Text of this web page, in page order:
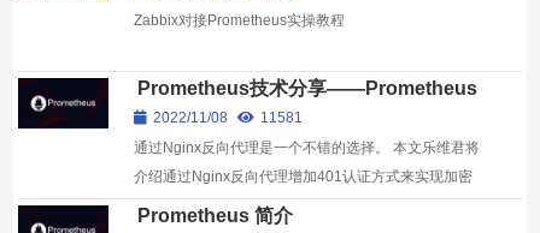
Zabbix对接Prometheus实操教程
Prometheus技术分享——Prometheus
通过Nginx加密登陆
2022/11/08
11581
通过Nginx反向代理是一个不错的选择。 本文乐维君将
介绍通过Nginx反向代理增加401认证方式来实现加密
登录。
Prometheus 简介